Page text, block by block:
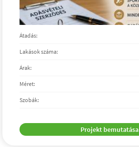
Átadás:
Lakások száma:
Árak:
Méret:
Szobák:
Projekt bemutatása